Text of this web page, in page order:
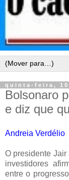
quinta-feira, 10
Bolsonaro
e diz que
Andreia Verdélio
O presidente
investidores
entre o